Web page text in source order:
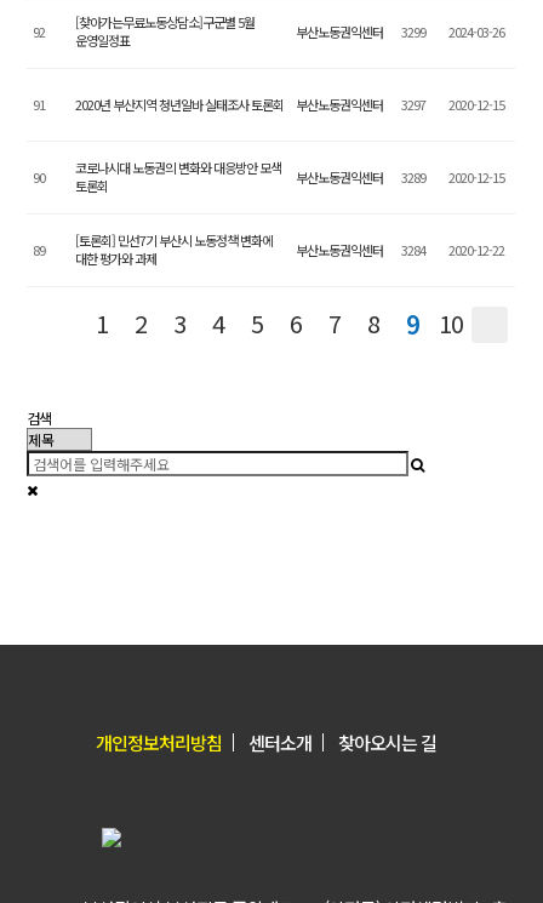
92
[찾아가는무료노동상담소]구군별 5월
운영일정표
부산노동권익센터 3299 2024-03-26
91 2020년 부산지역 청년알바 실태조사 토론회 부산노동권익센터 3297 2020-12-15
90
코로나시대 노동권의 변화와 대응방안 모색
토론회
부산노동권익센터 3289 2020-12-15
89
[토론회] 민선7기 부산시 노동정책 변화에
대한 평가와 과제
부산노동권익센터 3284 2020-12-22
1 2 3 4 5 6 7 8 9 10
검색
개인정보처리방침 센터소개 찾아오시는 길